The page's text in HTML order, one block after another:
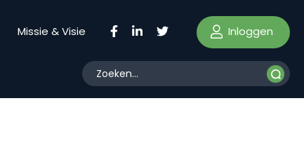
Missie & Visie Inloggen